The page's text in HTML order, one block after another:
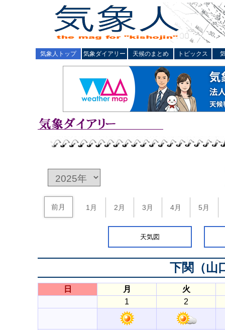
気象人トップ 気象ダイアリー 天候のまとめ トピックス
前月 1月 2月 3月 4月 5月
天気図
下関（山
日 月
火
1
2